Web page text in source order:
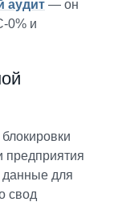
аудит — он
0% и
предприятия
данные для
свод